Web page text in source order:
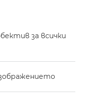
за всички